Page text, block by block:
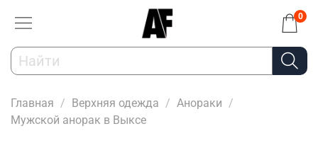
0
Главная Верхняя одежда
Анораки
Мужской анорак в Выксе